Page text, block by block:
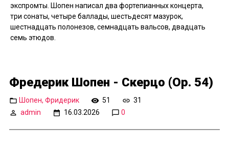
экспромты. Шопен написал два фортепианных концерта,
три сонаты, четыре баллады, шестьдесят мазурок,
шестнадцать полонезов, семнадцать вальсов, двадцать
семь этюдов.
Фредерик Шопен - Скерцо (Op. 54)
Шопен, Фридерик 51
31
admin
16.03.2026 0